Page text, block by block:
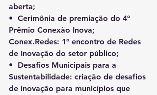
aberta;
•⁠  ⁠Cerimônia de premiação do 4º
Prêmio Conexão Inova;
Conex.Redes: 1º encontro de Redes
de Inovação do setor público;
•⁠  ⁠Desafios Municipais para a
Sustentabilidade: criação de desafios
de inovação para municípios que